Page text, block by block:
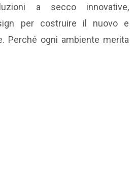
a secco innovative,
per costruire il nuovo e
Perché ogni ambiente merita